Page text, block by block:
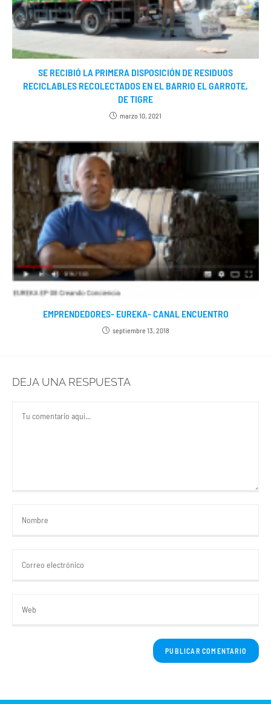
SE RECIBIÓ LA PRIMERA DISPOSICIÓN DE RESIDUOS
RECICLABLES RECOLECTADOS EN EL BARRIO EL GARROTE,
DE TIGRE
marzo 10, 2021
EMPRENDEDORES- EUREKA- CANAL ENCUENTRO
septiembre 13, 2018
DEJA UNA RESPUESTA